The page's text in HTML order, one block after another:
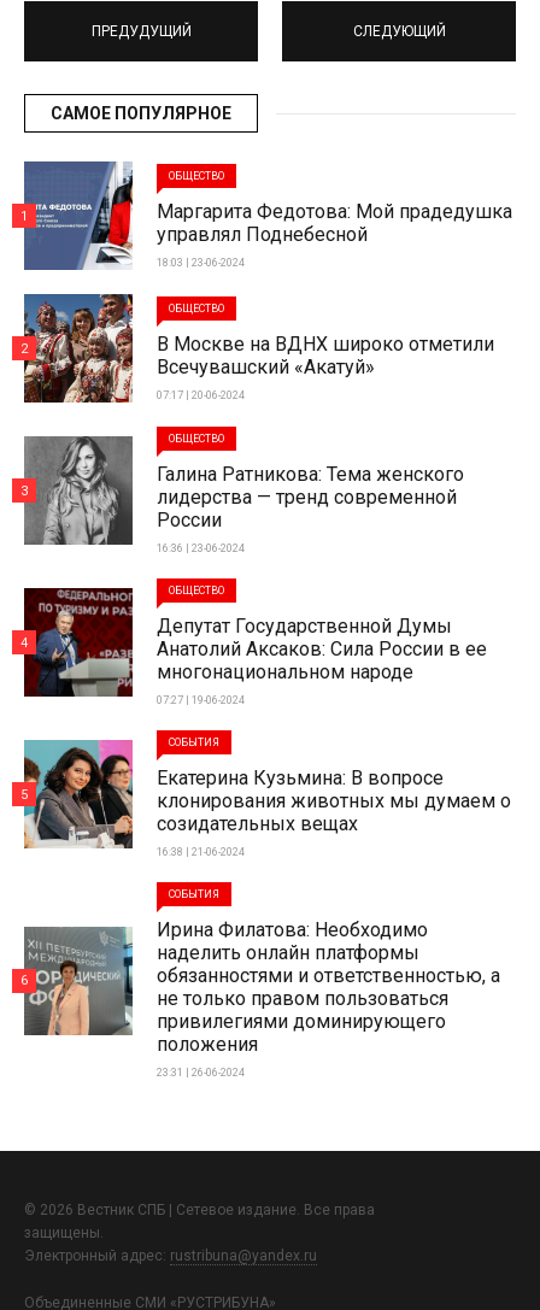
ПРЕДУДУЩИЙ СЛЕДУЮЩИЙ
САМОЕ ПОПУЛЯРНОЕ
ОБЩЕСТВО
Маргарита Федотова: Мой прадедушка
управлял Поднебесной
18:03 | 23-06-2024
1
ОБЩЕСТВО
В Москве на ВДНХ широко отметили
Всечувашский «Акатуй»
07:17 | 20-06-2024
2
ОБЩЕСТВО
Галина Ратникова: Тема женского
лидерства — тренд современной
России
16:36 | 23-06-2024
3
ОБЩЕСТВО
Депутат Государственной Думы
Анатолий Аксаков: Сила России в ее
многонациональном народе
07:27 | 19-06-2024
4
СОБЫТИЯ
Екатерина Кузьмина: В вопросе
клонирования животных мы думаем о
созидательных вещах
16:38 | 21-06-2024
5
СОБЫТИЯ
Ирина Филатова: Необходимо
наделить онлайн платформы
обязанностями и ответственностью, а
не только правом пользоваться
привилегиями доминирующего
положения
23:31 | 26-06-2024
6
© 2026 Вестник СПБ | Сетевое издание. Все права
защищены.
Электронный адрес: rustribuna@yandex.ru
Объединенные СМИ «РУСТРИБУНА»